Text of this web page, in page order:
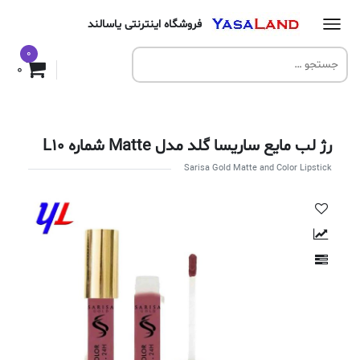
فروشگاه اینترنتی یاسالند
0
0
رژ لب مایع ساریسا گلد مدل Matte شماره L10
Sarisa Gold Matte and Color Lipstick